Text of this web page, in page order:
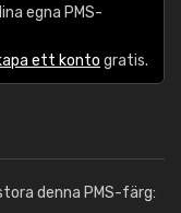
egna PMS-
ett konto gratis.
denna PMS-färg: